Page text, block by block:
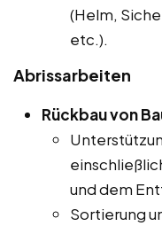
(Helm,
etc.).
Abrissarbeiten
Rückbau von
und dem
Sortierung